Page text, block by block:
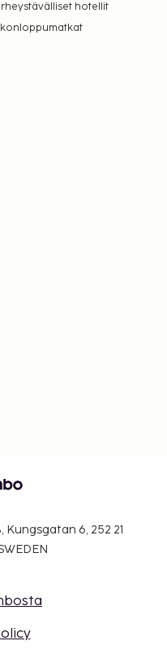
hotellit
Kungsgatan 6, 252 21